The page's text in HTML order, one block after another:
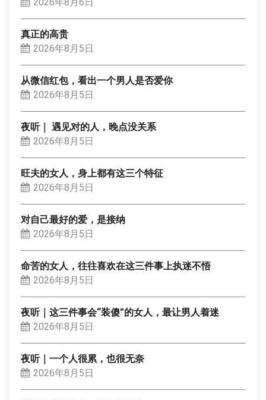
真正的高贵
2026年8月5日
从微信红包，看出一个男人是否爱你
2026年8月5日
夜听｜ 遇见对的人，晚点没关系
2026年8月5日
旺夫的女人，身上都有这三个特征
2026年8月5日
对自己最好的爱，是接纳
2026年8月5日
命苦的女人，往往喜欢在这三件事上执迷不悟
2026年8月5日
夜听｜这三件事会“装傻”的女人，最让男人着迷
2026年8月5日
夜听｜一个人很累，也很无奈
2026年8月5日